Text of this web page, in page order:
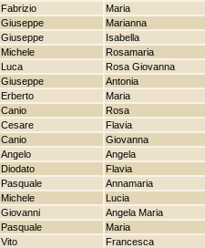
Fabrizio Maria
Giuseppe Marianna
Giuseppe Isabella
Michele Rosamaria
Luca Rosa Giovanna
Giuseppe Antonia
Erberto Maria
Canio Rosa
Cesare Flavia
Canio Giovanna
Angelo Angela
Diodato Flavia
Pasquale Annamaria
Michele Lucia
Giovanni Angela Maria
Pasquale Maria
Vito Francesca